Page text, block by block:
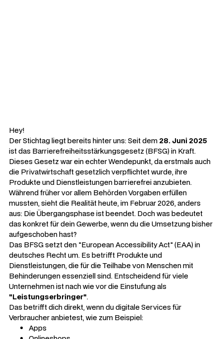
Hey!
Der Stichtag liegt bereits hinter uns: Seit dem 28. Juni 2025
ist das Barrierefreiheitsstärkungsgesetz (BFSG) in Kraft.
Dieses Gesetz war ein echter Wendepunkt, da erstmals auch
die Privatwirtschaft gesetzlich verpflichtet wurde, ihre
Produkte und Dienstleistungen barrierefrei anzubieten.
Während früher vor allem Behörden Vorgaben erfüllen
mussten, sieht die Realität heute, im Februar 2026, anders
aus: Die Übergangsphase ist beendet. Doch was bedeutet
das konkret für dein Gewerbe, wenn du die Umsetzung bisher
aufgeschoben hast?
Das BFSG setzt den "European Accessibility Act" (EAA) in
deutsches Recht um. Es betrifft Produkte und
Dienstleistungen, die für die Teilhabe von Menschen mit
Behinderungen essenziell sind. Entscheidend für viele
Unternehmen ist nach wie vor die Einstufung als
"Leistungserbringer".
Das betrifft dich direkt, wenn du digitale Services für
Verbraucher anbietest, wie zum Beispiel:
Apps